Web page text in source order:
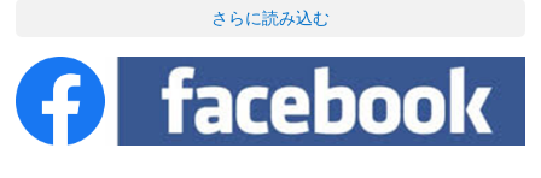
さらに読み込む